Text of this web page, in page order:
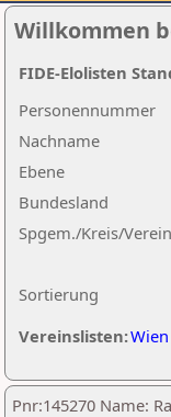
Willkommen
Nachname
Ebene
Sortierung
Personennummer
Bundesland
Spgem./Kreis/Verein
Vereinslisten:Wien
FIDE-Elolisten
Pnr:145270 Name: